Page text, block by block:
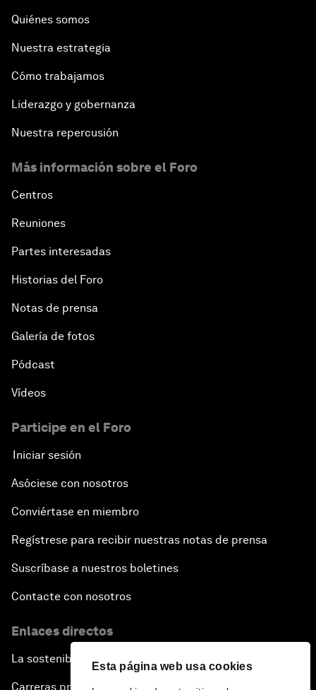
Esta página web usa cookies
Quiénes somos
Nuestra estrategia
Cómo trabajamos
Liderazgo y gobernanza
Nuestra repercusión
Más información sobre el Foro
Centros
Reuniones
Partes interesadas
Historias del Foro
Notas de prensa
Galería de fotos
Pódcast
Vídeos
Participe en el Foro
Iniciar sesión
Asóciese con nosotros
Conviértase en miembro
Regístrese para recibir nuestras notas de prensa
Suscríbase a nuestros boletines
Contacte con nosotros
Enlaces directos
La sostenibilidad en el Foro
Carreras profesionales